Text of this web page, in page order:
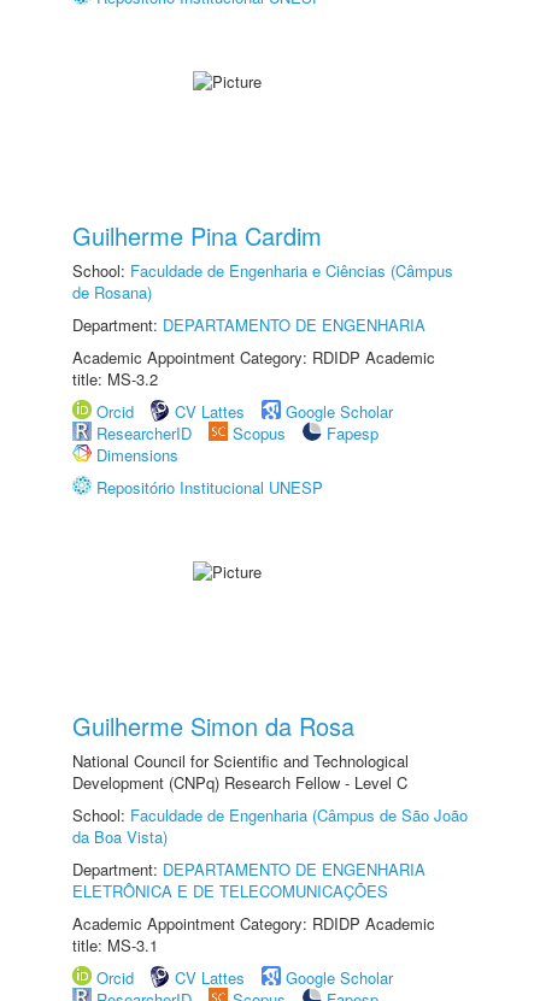
Guilherme Pina Cardim
School: Faculdade de Engenharia e Ciências (Câmpus
de Rosana)
Department: DEPARTAMENTO DE ENGENHARIA
Academic Appointment Category: RDIDP Academic
title: MS-3.2
Orcid
CV Lattes
Google Scholar
ResearcherID
Scopus
Fapesp
Dimensions
Repositório Institucional UNESP
Guilherme Simon da Rosa
National Council for Scientific and Technological
Development (CNPq) Research Fellow - Level C
School: Faculdade de Engenharia (Câmpus de São João
da Boa Vista)
Department: DEPARTAMENTO DE ENGENHARIA
ELETRÔNICA E DE TELECOMUNICAÇÕES
Academic Appointment Category: RDIDP Academic
title: MS-3.1
Orcid
CV Lattes
Google Scholar